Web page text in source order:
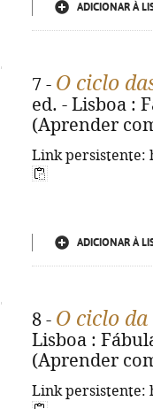
ADICIONAR À
7 - O ciclo
ed. - Lisboa :
(Aprender
Link persistente:
ADICIONAR À
8 - O ciclo
Lisboa :
(Aprender
Link persistente: